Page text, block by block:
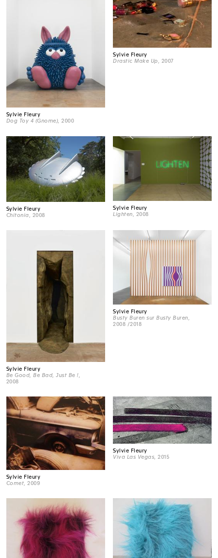
Sylvie Fleury
Dog Toy 4 (Gnome) , 2000
Sylvie Fleury
Drastic Make Up , 2007
Sylvie Fleury
Chitonia , 2008
Sylvie Fleury
Lighten , 2008
Sylvie Fleury
Be Good, Be Bad, Just Be !
2008
Sylvie Fleury
Busty Buren sur Busty Buren
2008 /2018
Sylvie Fleury
Comet , 2009
Sylvie Fleury
Viva Las Vegas , 2015